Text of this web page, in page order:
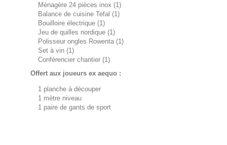
Ménagère 24 pièces inox (1)
Balance de cuisine Tefal (1)
Bouilloire électrique (1)
Jeu de quilles nordique (1)
Polisseur ongles Rowenta (1)
Set à vin (1)
Conférencier chantier (1)
Offert aux joueurs ex aequo :
1 planche à découper
1 mètre niveau
1 paire de gants de sport